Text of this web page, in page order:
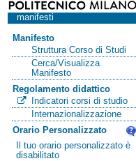
manifesti
Manifesto
Struttura Corso di Studi
Cerca/Visualizza
Manifesto
Regolamento didattico
Indicatori corsi di studio
Internazionalizzazione
Orario Personalizzato
Il tuo orario personalizzato è
disabilitato